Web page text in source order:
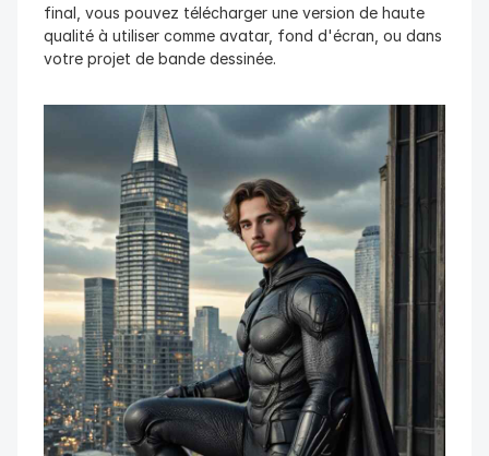
final, vous pouvez télécharger une version de haute
qualité à utiliser comme avatar, fond d'écran, ou dans
votre projet de bande dessinée.